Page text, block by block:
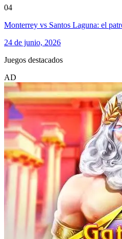
04
Monterrey vs Santos Laguna: el
24 de junio, 2026
Juegos destacados
AD